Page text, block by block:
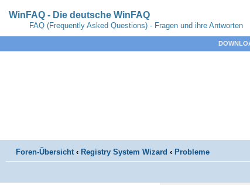
WinFAQ - Die deutsche WinFAQ
FAQ (Frequently Asked Questions) - Fragen und ihre Antworten
Foren-Übersicht ‹ Registry System Wizard ‹ Probleme